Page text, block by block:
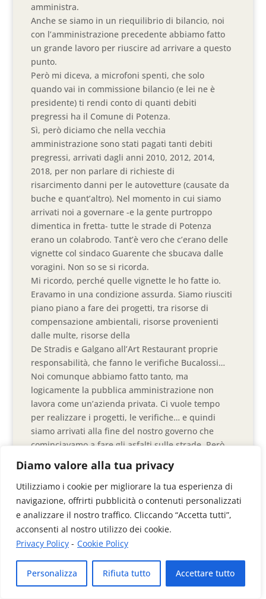
Diamo valore alla tua privacy
Utilizziamo i cookie per migliorare la tua esperienza di
navigazione, offrirti pubblicità o contenuti personalizzati
e analizzare il nostro traffico. Cliccando “Accetta tutti”,
acconsenti al nostro utilizzo dei cookie.
Privacy Policy - Cookie Policy
Personalizza Rifiuta tutto Accettare tutto
amministra.
Anche se siamo in un riequilibrio di bilancio, noi
con l’amministrazione precedente abbiamo fatto
un grande lavoro per riuscire ad arrivare a questo
punto.
Però mi diceva, a microfoni spenti, che solo
quando vai in commissione bilancio (e lei ne è
presidente) ti rendi conto di quanti debiti
pregressi ha il Comune di Potenza.
Sì, però diciamo che nella vecchia
amministrazione sono stati pagati tanti debiti
pregressi, arrivati dagli anni 2010, 2012, 2014,
2018, per non parlare di richieste di
risarcimento danni per le autovetture (causate da
buche e quant’altro). Nel momento in cui siamo
arrivati noi a governare -e la gente purtroppo
dimentica in fretta- tutte le strade di Potenza
erano un colabrodo. Tant’è vero che c’erano delle
vignette col sindaco Guarente che sbucava dalle
voragini. Non so se si ricorda.
Mi ricordo, perché quelle vignette le ho fatte io.
Eravamo in una condizione assurda. Siamo riusciti
piano piano a fare dei progetti, tra risorse di
compensazione ambientali, risorse provenienti
dalle multe, risorse della
De Stradis e Galgano all’Art Restaurant proprie
responsabilità, che fanno le verifiche Bucalossi…
Noi comunque abbiamo fatto tanto, ma
logicamente la pubblica amministrazione non
lavora come un’azienda privata. Ci vuole tempo
per realizzare i progetti, le verifiche… e quindi
siamo arrivati alla fine del nostro governo che
cominciavamo a fare gli asfalti sulle strade. Però,
ripeto, abbiamo fatto tanto, e infatti ora richieste
di risarcimento danni riferibili alla nostra
amministrazione- non ce
ne stanno.
Visto che ci torna spesso, perché il centro destra
ha perso le elezioni?
Ha pesato l’ultimo posto di Guarente nella
classifica del Sole 24 Ore? Il candidato Fanelli forse
aveva meno appeal di Telesca?
Mi sono data diverse possibili spiegazioni. In